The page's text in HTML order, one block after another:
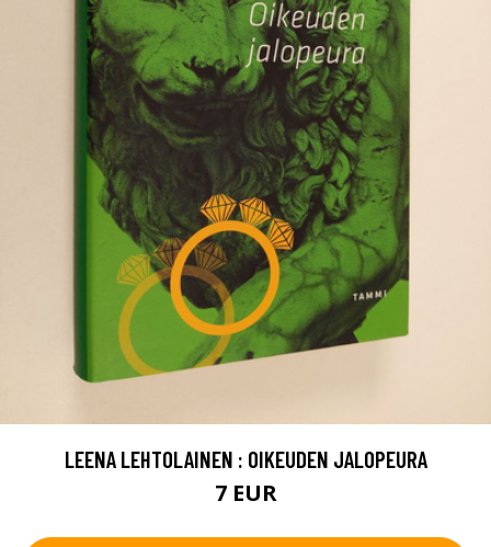
LEENA LEHTOLAINEN : OIKEUDEN JALOPEURA
7 EUR